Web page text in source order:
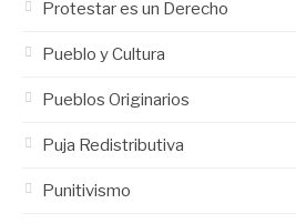
Protestar es un Derecho
Pueblo y Cultura
Pueblos Originarios
Puja Redistributiva
Punitivismo